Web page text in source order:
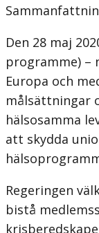
Den 28 maj
programme) –
Europa och
målsättningar
hälsosamma
att skydda
Regeringen
bistå